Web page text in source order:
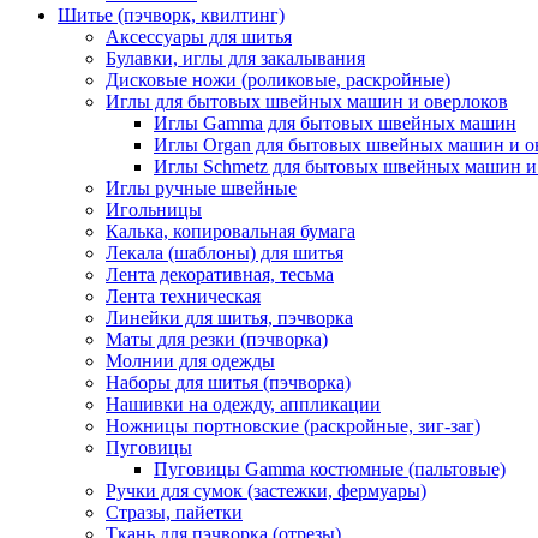
Шитье (пэчворк, квилтинг)
Аксессуары для шитья
Булавки, иглы для закалывания
Дисковые ножи (роликовые, раскройные)
Иглы для бытовых швейных машин и оверлоков
Иглы Gamma для бытовых швейных машин
Иглы Organ для бытовых швейных машин и
Иглы Schmetz для бытовых швейных машин и
Иглы ручные швейные
Игольницы
Калька, копировальная бумага
Лекала (шаблоны) для шитья
Лента декоративная, тесьма
Лента техническая
Линейки для шитья, пэчворка
Маты для резки (пэчворка)
Молнии для одежды
Наборы для шитья (пэчворка)
Нашивки на одежду, аппликации
Ножницы портновские (раскройные, зиг-заг)
Пуговицы
Пуговицы Gamma костюмные (пальтовые)
Ручки для сумок (застежки, фермуары)
Стразы, пайетки
Ткань для пэчворка (отрезы)